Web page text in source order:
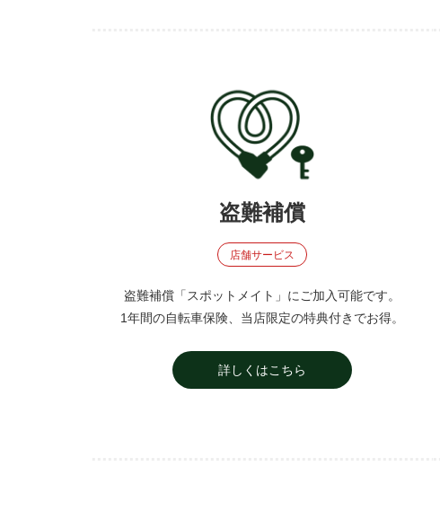
盗難補償
店舗サービス
盗難補償「スポットメイト」にご加入可能です。
1年間の自転車保険、当店限定の特典付きでお得。
詳しくはこちら